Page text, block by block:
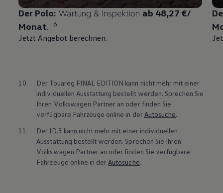
Der Polo: Wartung & Inspektion ab 48,27 €/
Monat. 6
Jetzt Angebot berechnen.
10. Der Touareg FINAL EDITION kann nicht mehr mit einer
individuellen Ausstattung bestellt werden. Sprechen Sie
Ihren Volkswagen Partner an oder finden Sie
verfügbare Fahrzeuge online in der Autosuche.
11.
Der ID.3 kann nicht mehr mit einer individuellen
Ausstattung bestellt werden. Sprechen Sie Ihren
Volkswagen Partner an oder finden Sie verfügbare
Fahrzeuge online in derAutosuche.